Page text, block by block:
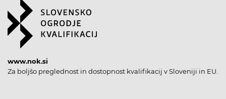
www.nok.si
Za boljšo preglednost in dostopnost kvalifikacij v Sloveniji in EU.